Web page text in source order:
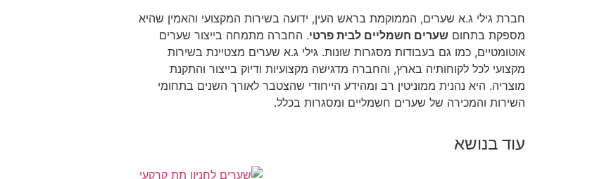
חברת גילי ג.א שערים, הממוקמת בראש העין, ידועה בשירות המקצועי והאמין שהיא
מספקת בתחום שערים חשמליים לבית פרטי. החברה מתמחה בייצור שערים
אוטומטיים, כמו גם בעבודות מסגרות שונות. גילי ג.א שערים מצטיינת בשירות
מקצועי לכל לקוחותיה בארץ, והחברה מדגישה מקצועיות ודיוק בייצור והתקנת
מוצריה. היא נהנית ממוניטין רב ומהידע הייחודי שהצטבר לאורך השנים בתחומי
השירות והמכירה של שערים חשמליים ומסגרות בכלל.
עוד בנושא